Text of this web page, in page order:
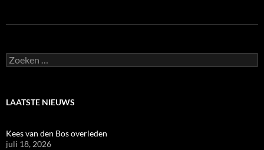
Zoeken
naar:
LAATSTE NIEUWS
Kees van den Bos overleden
juli 18, 2026